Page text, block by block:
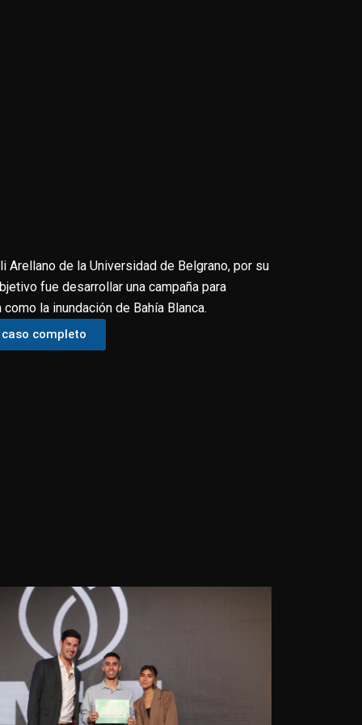
Arellano de la Universidad de Belgrano, por su
fue desarrollar una campaña para
la inundación de Bahía Blanca.
caso completo